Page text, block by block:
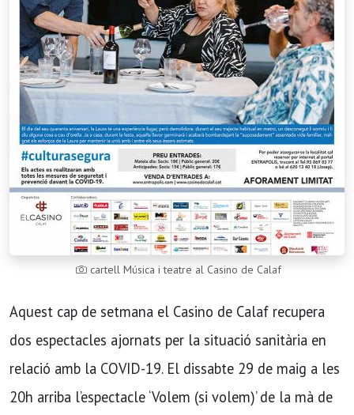
cartell Música i teatre al Casino de Calaf
Aquest cap de setmana el Casino de Calaf recupera
dos espectacles ajornats per la situació sanitària en
relació amb la COVID-19. El dissabte 29 de maig a les
20h arriba l’espectacle ‘Volem (si volem)’ de la mà de